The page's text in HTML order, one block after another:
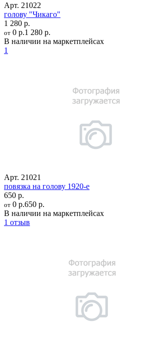
Арт. 21022
голову "Чикаго"
1 280 р.
от 0 р.1 280 р.
В наличии на маркетплейсах
1
Арт. 21021
повязка на голову 1920-е
650 р.
от 0 р.650 р.
В наличии на маркетплейсах
1 отзыв